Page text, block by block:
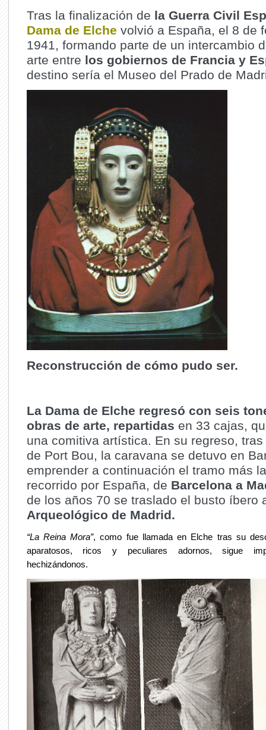
Tras la finalización de la Guerra Civil
Dama de Elche volvió a España, el 8 de
1941, formando parte de un intercambio
arte entre los gobiernos de Francia y
destino sería el Museo del Prado de
Reconstrucción de cómo pudo ser.
La Dama de Elche regresó con seis
obras de arte, repartidas en 33 cajas,
una comitiva artística. En su regreso,
de Port Bou, la caravana se detuvo en
emprender a continuación el tramo más
recorrido por España, de Barcelona a
de los años 70 se traslado el busto íbero
Arqueológico de Madrid.
“La Reina Mora”, como fue llamada en Elche tras su
aparatosos, ricos y peculiares adornos, sigue
hechizándonos.